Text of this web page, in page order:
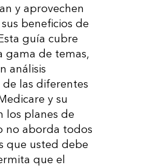
y aprovechen
beneficios de
guía cubre
gama de temas,
análisis
de las diferentes
y su
los planes de
no aborda todos
que usted debe
que el